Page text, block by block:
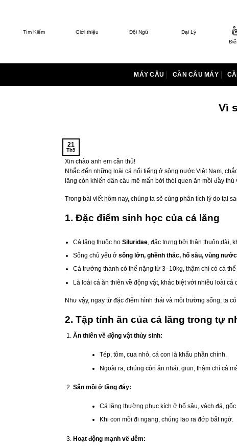
Tìm Kiếm Giới thiệu Đội Ngũ
Đại Lý
MÁY CÂU CẦN CÂU MÁY
Vì
21
Th9
Xin chào anh em cần thủ!
Nhắc đến những loài cá nổi tiếng ở sông nước Việt Nam,
lăng còn khiến dân câu mê mẩn bởi thói quen ăn mồi đầy
Trong bài viết hôm nay, chúng ta sẽ cùng phân tích lý do tại
1. Đặc điểm sinh học của cá lăng
Cá lăng thuộc họ Siluridae, đặc trưng bởi thân thuôn dài,
Sống chủ yếu ở sông lớn, ghềnh thác, hố sâu, vùng
Cá trưởng thành có thể nặng từ 3–10kg, thậm chí có cá
Là loài cá ăn thiên về động vật, khác biệt với nhiều loài cá
Như vậy, ngay từ đặc điểm hình thái và môi trường sống, ta
2. Tập tính ăn của cá lăng trong tự
Ăn thiên về động vật thủy sinh:
Tép, tôm, cua nhỏ, cá con là khẩu phần chính.
Ngoài ra, chúng còn ăn nhái, giun, thậm chí cả
Săn mồi ở tầng đáy:
Cá lăng thường phục kích ở hố sâu, vách đá, gốc
Khi con mồi đi ngang, chúng lao ra đớp bất ngờ.
Hoạt động mạnh về đêm: